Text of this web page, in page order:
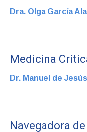
Dra. Olga García
Medicina
Dr. Manuel de
Navegadora